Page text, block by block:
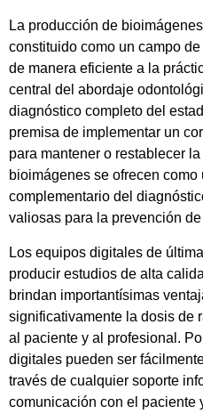
La producción de
constituido como un campo
de manera eficiente a la
central del abordaje
diagnóstico completo del
premisa de implementar un
para mantener o restablecer
bioimágenes se ofrecen
complementario del
valiosas para la prevención
Los equipos digitales de
producir estudios de alta
brindan importantísimas
significativamente la dosis de
al paciente y al profesional.
digitales pueden ser
través de cualquier soporte
comunicación con el paciente